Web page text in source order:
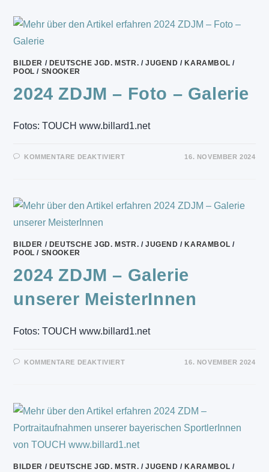
GALERIE
–
BILDER / DEUTSCHE JGD. MSTR. /JUGEND / KARAMBOL /
POOL / SNOOKER
2024 ZDJM – Foto – Galerie
Fotos: TOUCH www.billard1.net
KOMMENTARE DEAKTIVIERTFÜR
GALERIE
16. NOVEMBER 2024
BILDER / DEUTSCHE JGD. MSTR. /JUGEND / KARAMBOL /
POOL / SNOOKER
2024 ZDJM – Galerie
unserer MeisterInnen
Fotos: TOUCH www.billard1.net
KOMMENTARE DEAKTIVIERTFÜR
MEISTERINNEN
16. NOVEMBER 2024
BILDER / DEUTSCHE JGD. MSTR. /JUGEND / KARAMBOL /